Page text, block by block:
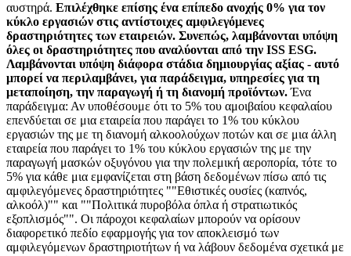
αυστηρά. Επιλέχθηκε επίσης ένα επίπεδο ανοχής 0% για τον
κύκλο εργασιών στις αντίστοιχες αμφιλεγόμενες
δραστηριότητες των εταιρειών. Συνεπώς, λαμβάνονται υπόψη
όλες οι δραστηριότητες που αναλύονται από την ISS ESG.
Λαμβάνονται υπόψη διάφορα στάδια δημιουργίας αξίας - αυτό
μπορεί να περιλαμβάνει, για παράδειγμα, υπηρεσίες για τη
μεταποίηση, την παραγωγή ή τη διανομή προϊόντων.Ένα
παράδειγμα: Αν υποθέσουμε ότι το 5% του αμοιβαίου κεφαλαίου
επενδύεται σε μια εταιρεία που παράγει το 1% του κύκλου
εργασιών της με τη διανομή αλκοολούχων ποτών και σε μια άλλη
εταιρεία που παράγει το 1% του κύκλου εργασιών της με την
παραγωγή μασκών οξυγόνου για την πολεμική αεροπορία, τότε το
5% για κάθε μια εμφανίζεται στη βάση δεδομένων πίσω από τις
αμφιλεγόμενες δραστηριότητες ""Εθιστικές ουσίες (καπνός,
αλκοόλ)"" και ""Πολιτικά πυροβόλα όπλα ή στρατιωτικός
εξοπλισμός"". Οι πάροχοι κεφαλαίων μπορούν να ορίσουν
διαφορετικό πεδίο εφαρμογής για τον αποκλεισμό των
αμφιλεγόμενων δραστηριοτήτων ή να λάβουν δεδομένα σχετικά με